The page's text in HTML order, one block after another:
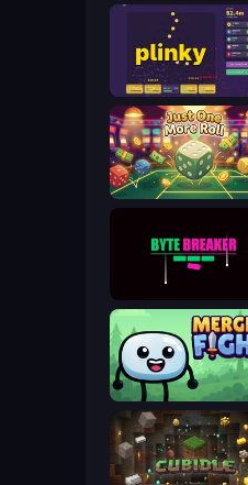
Plinky
Just One More Roll
Merge & Fight